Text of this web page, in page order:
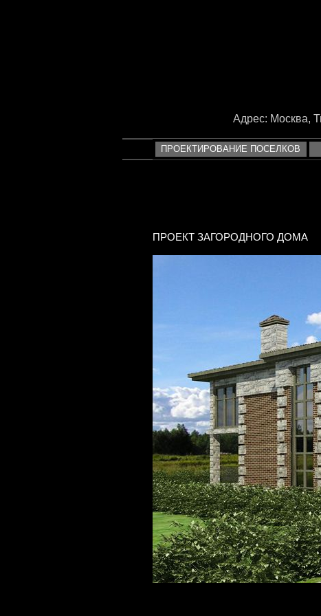
Адрес: Москва,
ПРОЕКТИРОВАНИЕ ПОСЕЛКОВ
ПРОЕКТ ЗАГОРОДНОГО ДОМА